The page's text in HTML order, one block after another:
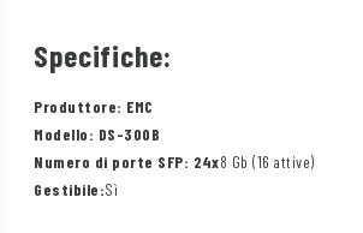
Specifiche:
Produttore: EMC
Modello: DS-300B
Numero di porte SFP: 24x8 Gb (16 attive)
Gestibile:Sì